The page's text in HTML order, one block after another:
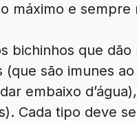
máximo e sempre
bichinhos que
(que são imunes
embaixo
Cada tipo deve